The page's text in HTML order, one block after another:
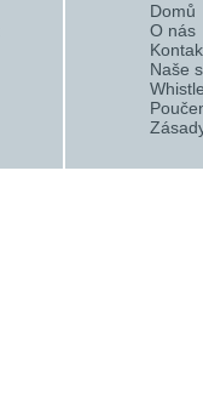
Domů
O nás
Naše